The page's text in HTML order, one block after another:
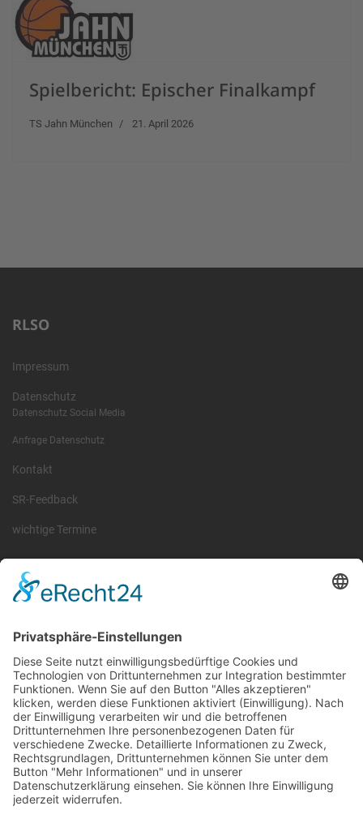
Spielbericht: Epischer Finalkampf
TS Jahn München 21. April 2026
RLSO
Impressum
Datenschutz
Datenschutz Social Media
Anfrage Datenschutz
Kontakt
SR-Feedback
wichtige Termine
Information
Sachsen und Thüringen. Er ist als eingetragener Verein tätig und
gleichzeitig Veranstalter der Spiele der Regionalliga in
verschiedenen Ligen.
Die RLSO ist jetzt auch erreichbar unter der Adresse